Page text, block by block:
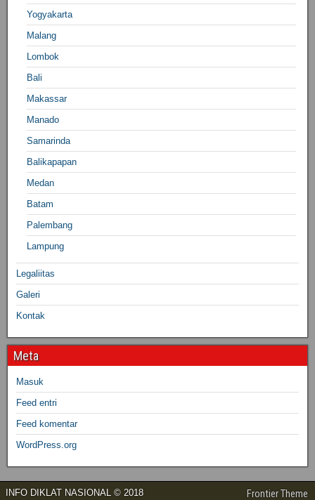
Yogyakarta
Malang
Lombok
Bali
Makassar
Manado
Samarinda
Balikapapan
Medan
Batam
Palembang
Lampung
Legaliitas
Galeri
Kontak
Meta
Masuk
Feed entri
Feed komentar
WordPress.org
INFO DIKLAT NASIONAL © 2018 Frontier Theme